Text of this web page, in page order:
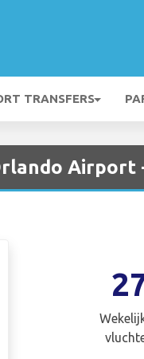
TRANSFERS
Airport